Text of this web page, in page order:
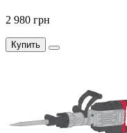
2 980 грн
Купить